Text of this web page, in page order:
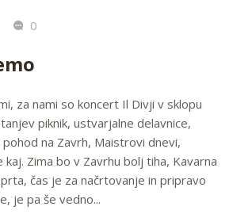
0
za nami so koncert Il Divji v sklopu
piknik, ustvarjalne delavnice,
na Zavrh, Maistrovi dnevi,
kaj. Zima bo v Zavrhu bolj tiha, Kavarna
čas je za načrtovanje in pripravo
je pa še vedno...